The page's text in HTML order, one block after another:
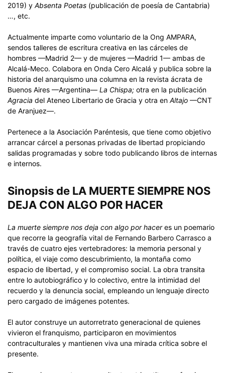
2019) y Absenta Poetas (publicación de poesía de Cantabria)
…, etc.
Actualmente imparte como voluntario de la Ong AMPARA,
sendos talleres de escritura creativa en las cárceles de
hombres —Madrid 2— y de mujeres —Madrid 1— ambas de
Alcalá-Meco. Colabora en Onda Cero Alcalá y publica sobre la
historia del anarquismo una columna en la revista ácrata de
Buenos Aires —Argentina— La Chispa; otra en la publicación
Agracia del Ateneo Libertario de Gracia y otra en Altajo —CNT
de Aranjuez—.
Pertenece a la Asociación Paréntesis, que tiene como objetivo
arrancar cárcel a personas privadas de libertad propiciando
salidas programadas y sobre todo publicando libros de internas
e internos.
Sinopsis de LA MUERTE SIEMPRE NOS
DEJA CON ALGO POR HACER
La muerte siempre nos deja con algo por haceres un poemario
que recorre la geografía vital de Fernando Barbero Carrasco a
través de cuatro ejes vertebradores: la memoria personal y
política, el viaje como descubrimiento, la montaña como
espacio de libertad, y el compromiso social. La obra transita
entre lo autobiográfico y lo colectivo, entre la intimidad del
recuerdo y la denuncia social, empleando un lenguaje directo
pero cargado de imágenes potentes.
El autor construye un autorretrato generacional de quienes
vivieron el franquismo, participaron en movimientos
contraculturales y mantienen viva una mirada crítica sobre el
presente.